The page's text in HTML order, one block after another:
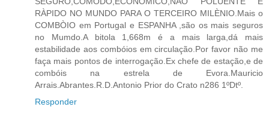
RÀPIDO NO MUNDO PARA O TERCEIRO MILÈNIO.Mais o
COMBÒIO em Portugal e ESPANHA ,são os mais seguros
no Mumdo.A bitola 1,668m é a mais larga,dá mais
estabilidade aos combóios em circulação.Por favor não me
faça mais pontos de interrogação.Ex chefe de estação,e de
combóis na estrela de Evora.Mauricio
Arrais.Abrantes.R.D.Antonio Prior do Crato n286 1ºDtº.
Responder